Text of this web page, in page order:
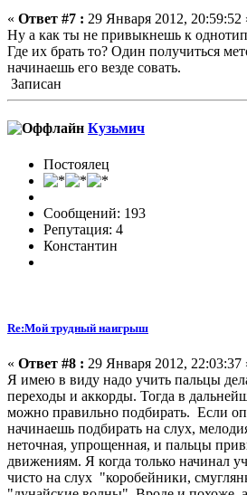
« Ответ #7 : 29 Января 2012, 20:59:52
Ну а как ты не привыкнешь к
Где их брать то? Один получиться
начинаешь его везде совать.
Записан
Кузьмич
Постоялец
Сообщений: 193
Репутация: 4
Константин
Re:Мой трудный наигрыш
« Ответ #8 : 29 Января 2012, 22:03:37
Я имею в виду надо учить пальцы
переходы и аккорды. Тогда в
можно правильно подбирать. Если
начинаешь подбирать на слух,
неточная, упрощенная, и пальцы
движениям. Я когда только начинал
чисто на слух "коробейники,